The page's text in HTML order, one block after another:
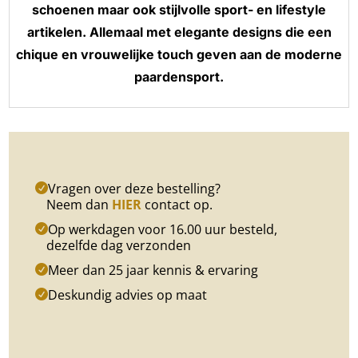
schoenen maar ook stijlvolle sport- en lifestyle
artikelen. Allemaal met elegante designs die een
chique en vrouwelijke touch geven aan de moderne
paardensport.
Vragen over deze bestelling?
Neem dan HIER contact op.
Op werkdagen voor 16.00 uur besteld,
dezelfde dag verzonden
Meer dan 25 jaar kennis & ervaring
Deskundig advies op maat